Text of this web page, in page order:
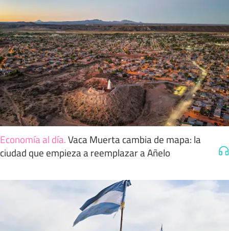
Economía al día.Vaca Muerta cambia de mapa: la
ciudad que empieza a reemplazar a Añelo